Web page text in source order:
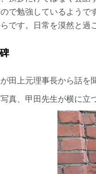
ので勉強しているよう
です。日常を漠然と過
が田上元理事長から話
真、甲田先生が横に立